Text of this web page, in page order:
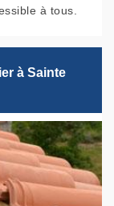
à tous.
à Sainte